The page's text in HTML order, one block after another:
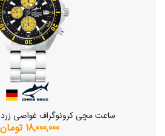
ساعت مچی کرونوگراف غواصی زرد CB-C200-Y-MB
18,000,000 تومان